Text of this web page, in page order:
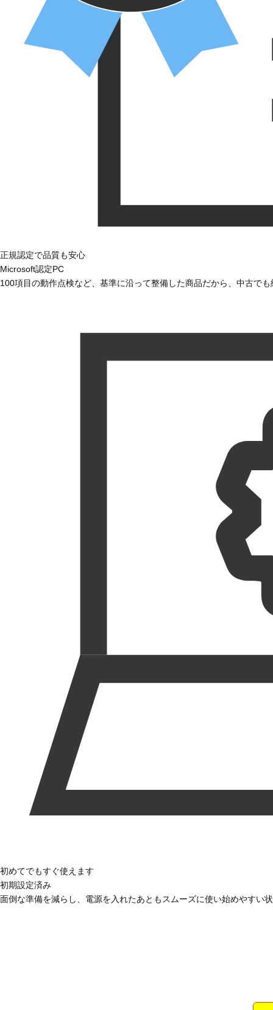
正規認定で品質も安心
Microsoft認定PC
100項目の動作点検など、基準に沿って整備した商品だから、中古で
初めてでもすぐ使えます
初期設定済み
面倒な準備を減らし、電源を入れたあともスムーズに使い始めやすい